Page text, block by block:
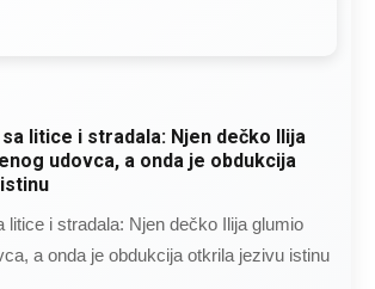
litice i stradala: Njen dečko Ilija
udovca, a onda je obdukcija
litice i stradala: Njen dečko Ilija glumio
a onda je obdukcija otkrila jezivu istinu